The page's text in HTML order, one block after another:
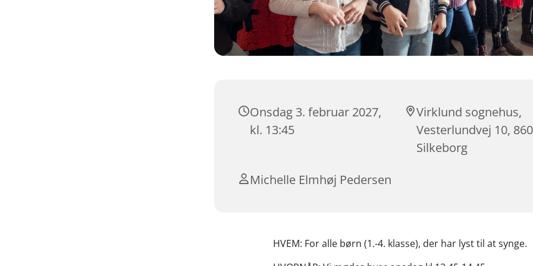
Onsdag 3. februar 2027,
kl. 13:45
Virklund sognehus,
Vesterlundvej 10,
Silkeborg
Michelle Elmhøj Pedersen
HVEM: For alle børn (1.-4. klasse), der har lyst til at synge.